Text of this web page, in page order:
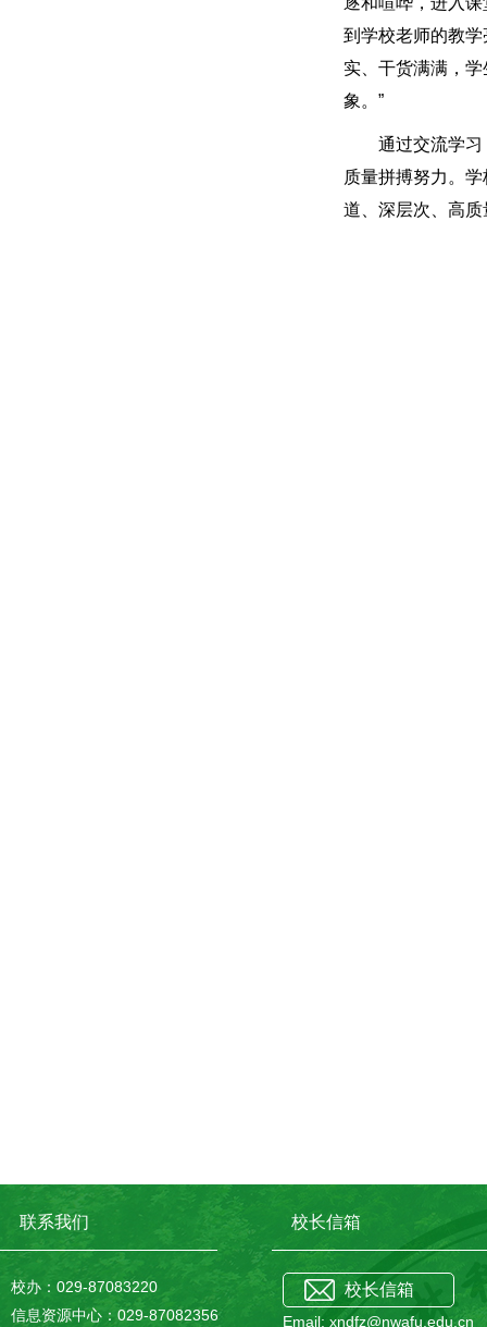
到学校老师的教
实、干货满满，
象。”
通过交流学
质量拼搏努力。
道、深层次、高
联系我们
校办：029-87083220
信息资源中心：029-87082356
校长信箱
校长信箱
Email: xndfz@nwafu.edu.cn